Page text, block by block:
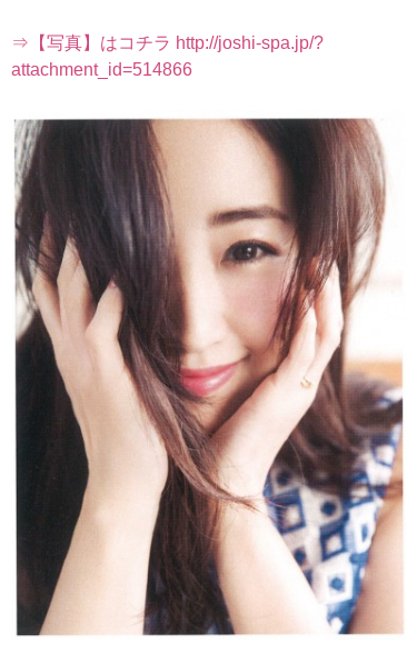
⇒【写真】はコチラ http://joshi-spa.jp/?
attachment_id=514866